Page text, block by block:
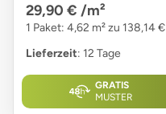
29,90 € /m²
1 Paket: 4,62 m² zu 138,14 €
Lieferzeit: 12 Tage
GRATIS
MUSTER